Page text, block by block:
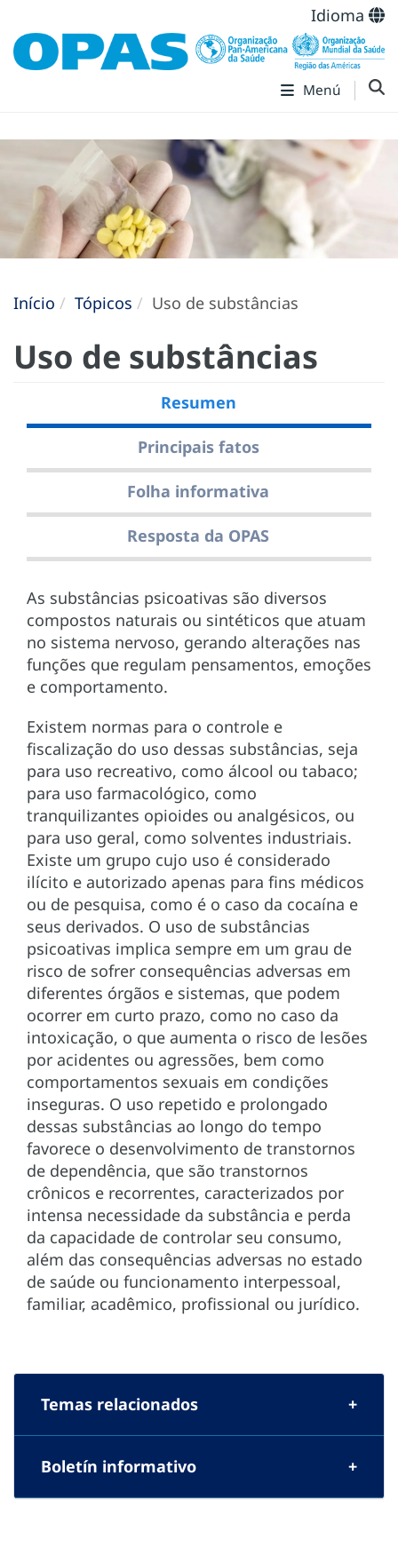
Idioma
Menú
Início Tópicos Uso de substâncias
Uso de substâncias
Resumen
Principais fatos
Folha informativa
Resposta da OPAS
As substâncias psicoativas são diversos
compostos naturais ou sintéticos que atuam
no sistema nervoso, gerando alterações nas
funções que regulam pensamentos, emoções
e comportamento.
Existem normas para o controle e
fiscalização do uso dessas substâncias, seja
para uso recreativo, como álcool ou tabaco;
para uso farmacológico, como
tranquilizantes opioides ou analgésicos, ou
para uso geral, como solventes industriais.
Existe um grupo cujo uso é considerado
ilícito e autorizado apenas para fins médicos
ou de pesquisa, como é o caso da cocaína e
seus derivados. O uso de substâncias
psicoativas implica sempre em um grau de
risco de sofrer consequências adversas em
diferentes órgãos e sistemas, que podem
ocorrer em curto prazo, como no caso da
intoxicação, o que aumenta o risco de lesões
por acidentes ou agressões, bem como
comportamentos sexuais em condições
inseguras. O uso repetido e prolongado
dessas substâncias ao longo do tempo
favorece o desenvolvimento de transtornos
de dependência, que são transtornos
crônicos e recorrentes, caracterizados por
intensa necessidade da substância e perda
da capacidade de controlar seu consumo,
além das consequências adversas no estado
de saúde ou funcionamento interpessoal,
familiar, acadêmico, profissional ou jurídico.
Temas relacionados
Boletín informativo